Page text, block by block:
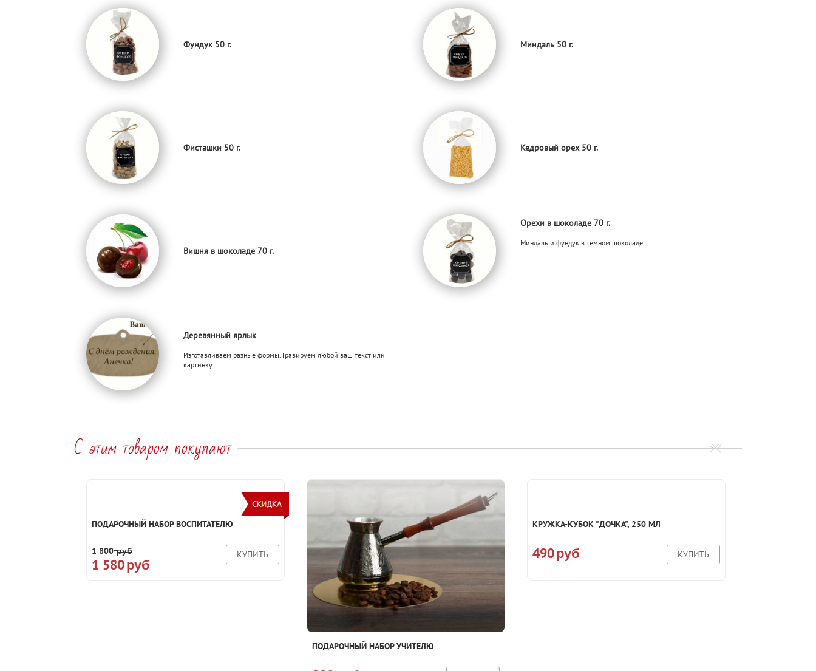
Фундук 50 г. Миндаль 50 г.
Фисташки 50 г. Кедровый орех 50 г.
Вишня в шоколаде 70 г.
Орехи в шоколаде 70 г.
Миндаль и фундук в темном шоколаде.
Деревянный ярлык
Изготавливаем разные формы. Гравируем любой ваш текст или
картинку
С этим товаром покупают
ПОДАРОЧНЫЙ НАБОР ВОСПИТАТЕЛЮ
1 800 руб
1 580 руб
КУПИТЬ
ПОДАРОЧНЫЙ НАБОР УЧИТЕЛЮ
КРУЖКА-КУБОК "ДОЧКА", 250 МЛ
490 руб КУПИТЬ